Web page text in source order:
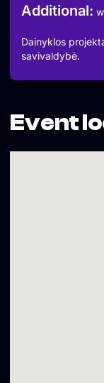
Additional:
Dainyklos
savivaldybė.
Event